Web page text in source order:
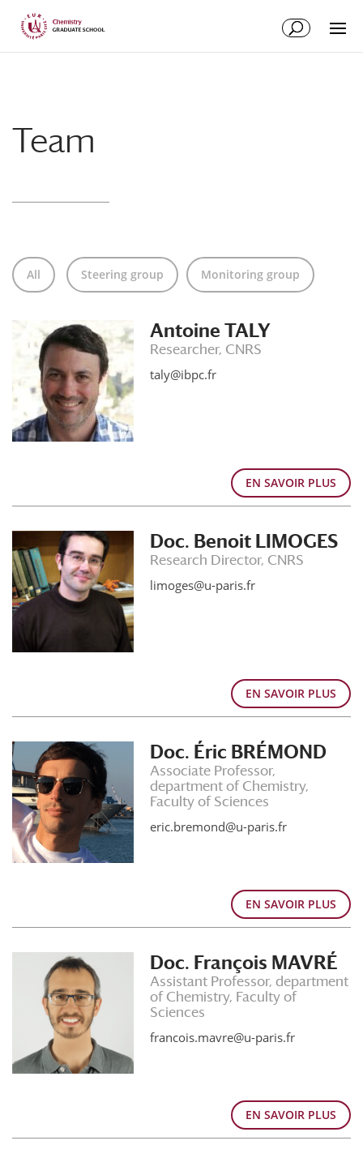
Content
navigation
Team
All Steering group Monitoring group
Antoine TALY
Researcher, CNRS
taly@ibpc.fr
EN SAVOIR PLUS
Doc. Benoit LIMOGES
Research Director, CNRS
limoges@u-paris.fr
EN SAVOIR PLUS
Doc. Éric BRÉMOND
Associate Professor,
department of Chemistry,
Faculty of Sciences
eric.bremond@u-paris.fr
EN SAVOIR PLUS
Doc. François MAVRÉ
Assistant Professor, department
of Chemistry, Faculty of
Sciences
francois.mavre@u-paris.fr
EN SAVOIR PLUS